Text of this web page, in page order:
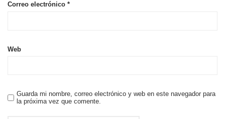
Correo electrónico *
Web
Guarda mi nombre, correo electrónico y web en este navegador para
la próxima vez que comente.